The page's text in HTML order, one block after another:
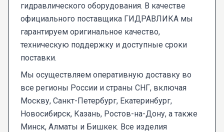
гидравлического оборудования. В качестве
официального поставщика ГИДРАВЛИКА мы
гарантируем оригинальное качество,
техническую поддержку и доступные сроки
поставки.
Мы осуществляем оперативную доставку во
все регионы России и страны СНГ, включая
Москву, Санкт-Петербург, Екатеринбург,
Новосибирск, Казань, Ростов-на-Дону, а также
Минск, Алматы и Бишкек. Все изделия